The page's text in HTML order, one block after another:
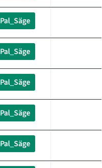
Pal_Säge
Pal_Säge
Pal_Säge
Pal_Säge
Pal_Säge